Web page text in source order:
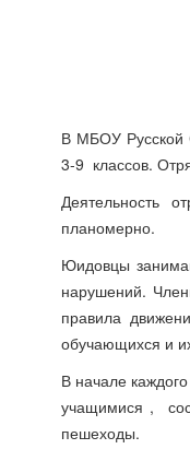
В МБОУ Русской
3-9 классов.
Деятельность
планомерно.
Юидовцы
нарушений.
правила
обучающихся и
В начале
учащимися ,
пешеходы.